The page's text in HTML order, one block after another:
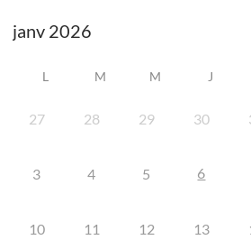
L M M J
27 28 29 30
3 4 5 6
10 11 12 13